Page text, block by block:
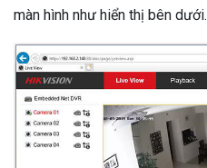
màn hình như hiển thị bên dưới.